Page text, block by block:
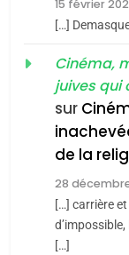
15 février
[…]
Cinéma,
juives qui
sur
de la
28
[…] carrière
[…]